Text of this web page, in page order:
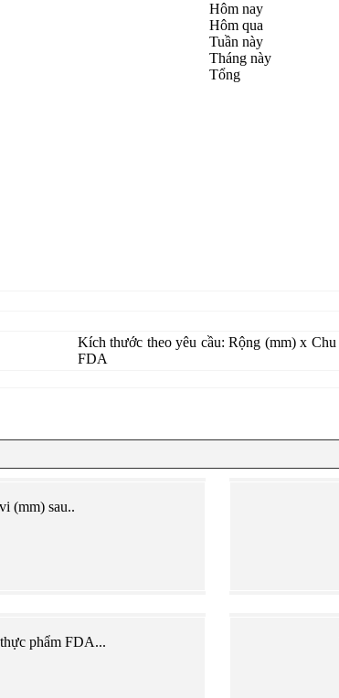
Hôm nay
Hôm qua
Tuần này
Tháng này
Tổng
Kích thước theo yêu cầu: Rộng (mm) x
FDA
(mm) sau..
phẩm FDA...